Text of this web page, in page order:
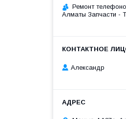
Ремонт
Алматы Запчасти -
Александр